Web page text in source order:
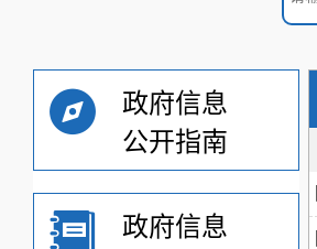
政府信息
公开指南
政府信息